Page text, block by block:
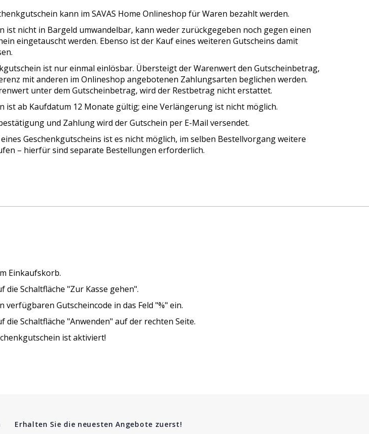
kann im SAVAS Home Onlineshop für Waren bezahlt werden.
ist nicht in Bargeld umwandelbar, kann weder zurückgegeben noch gegen einen
eingetauscht werden. Ebenso ist der Kauf eines weiteren Gutscheins damit
ist nur einmal einlösbar. Übersteigt der Warenwert den Gutscheinbetrag,
mit anderen im Onlineshop angebotenen Zahlungsarten beglichen werden.
unter dem Gutscheinbetrag, wird der Restbetrag nicht erstattet.
ist ab Kaufdatum 12 Monate gültig; eine Verlängerung ist nicht möglich.
und Zahlung wird der Gutschein per E-Mail versendet.
Geschenkgutscheins ist es nicht möglich, im selben Bestellvorgang weitere
– hierfür sind separate Bestellungen erforderlich.
Einkaufskorb.
die Schaltfläche "Zur Kasse gehen".
verfügbaren Gutscheincode in das Feld "%" ein.
die Schaltfläche "Anwenden" auf der rechten Seite.
ist aktiviert!
Erhalten Sie die neuesten Angebote zuerst!